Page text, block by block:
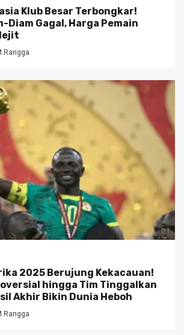
Klub Besar Terbongkar!
Gagal, Harga Pemain
2025 Berujung Kekacauan!
hingga Tim Tinggalkan
Akhir Bikin Dunia Heboh